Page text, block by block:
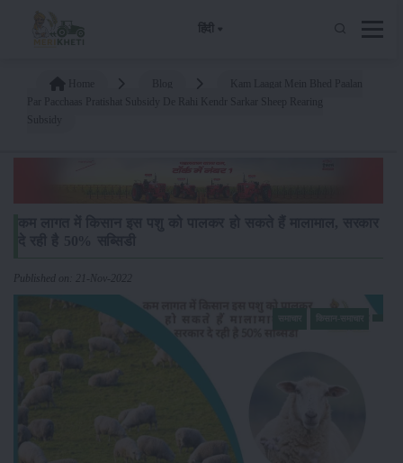
हिंदी
Published on: 21-Nov-2022